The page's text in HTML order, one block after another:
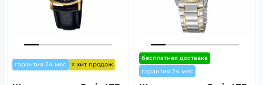
гарантия 24 мес ⭐ хит продаж
бесплатная доставка
гарантия 24 мес